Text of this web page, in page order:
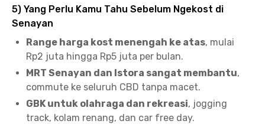
5) Yang Perlu Kamu Tahu Sebelum Ngekost di
Senayan
Range harga kost menengah ke atas, mulai
Rp2 juta hingga Rp5 juta per bulan.
MRT Senayan dan Istora sangat membantu,
commute ke seluruh CBD tanpa macet.
GBK untuk olahraga dan rekreasi, jogging
track, kolam renang, dan car free day.